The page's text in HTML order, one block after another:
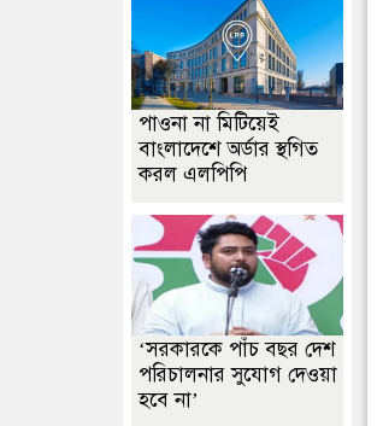
পাওনা না মিটিয়েই
বাংলাদেশে অর্ডার স্থগিত
করল এলপিপি
‘সরকারকে পাঁচ বছর দেশ
পরিচালনার সুযোগ দেওয়া
হবে না’